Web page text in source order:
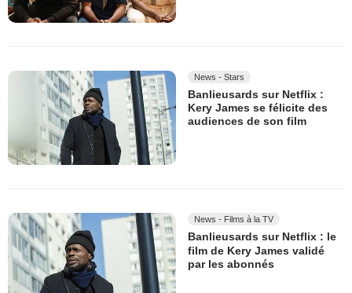
News - Stars
Banlieusards sur Netflix :
Kery James se félicite des
audiences de son film
News - Films à la TV
Banlieusards sur Netflix : le
film de Kery James validé
par les abonnés